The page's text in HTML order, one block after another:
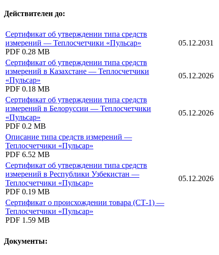
Действителен до:
Сертификат об утверждении типа средств
измерений — Теплосчетчики «Пульсар»
PDF 0.28 MB
05.12.2031
Сертификат об утверждении типа средств
измерений в Казахстане — Теплосчетчики
«Пульсар»
PDF 0.18 MB
05.12.2026
Сертификат об утверждении типа средств
измерений в Белоруссии — Теплосчетчики
«Пульсар»
PDF 0.2 MB
05.12.2026
Описание типа средств измерений —
Теплосчетчики «Пульсар»
PDF 6.52 MB
Сертификат об утверждении типа средств
измерений в Республики Узбекистан —
Теплосчетчики «Пульсар»
PDF 0.19 MB
05.12.2026
Сертификат о происхождении товара (СТ-1) —
Теплосчетчики «Пульсар»
PDF 1.59 MB
Документы: